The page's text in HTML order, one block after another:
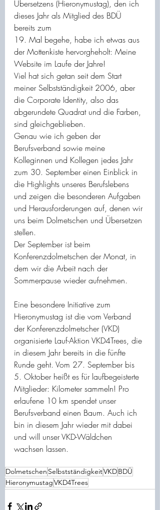
Übersetzens (Hieronymustag), den ich
dieses Jahr als Mitglied des BDÜ
bereits zum
19. Mal begehe, habe ich etwas aus
der Mottenkiste hervorgheholt: Meine
Website im Laufe der Jahre!
Viel hat sich getan seit dem Start
meiner Selbstständigkeit 2006, aber
die Corporate Identity, also das
abgerundete Quadrat und die Farben,
sind gleichgeblieben.
Genau wie ich geben der
Berufsverband sowie meine
Kolleginnen und Kollegen jedes Jahr
zum 30. September einen Einblick in
die Highlights unseres Berufslebens
und zeigen die besonderen Aufgaben
und Herausforderungen auf, denen wir
uns beim Dolmetschen und Übersetzen
stellen.
Der September ist beim
Konferenzdolmetschen der Monat, in
dem wir die Arbeit nach der
Sommerpause wieder aufnehmen.
Eine besondere Initiative zum
Hieronymustag ist die vom Verband
der Konferenzdolmetscher (VKD)
organisierte Lauf-Aktion VKD4Trees, die
in diesem Jahr bereits in die fünfte
Runde geht. Vom 27. September bis
5. Oktober heißt es für laufbegeisterte
Mitglieder: Kilometer sammeln! Pro
erlaufene 10 km spendet unser
Berufsverband einen Baum. Auch ich
bin in diesem Jahr wieder mit dabei
und will unser VKD-Wäldchen
wachsen lassen.
Dolmetschen SelbstständigkeitVKDBDÜ
HieronymustagVKD4Trees